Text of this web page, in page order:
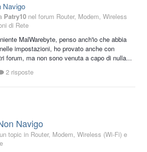
Navigo
Patry10 nel forum Router, Modem, Wireless
di Rete
MalWarebyte, penso anch'io che abbia
impostazioni, ho provato anche con
forum, ma non sono venuta a capo di nulla...
2 risposte
Navigo
topic in Router, Modem, Wireless (Wi-Fi) e